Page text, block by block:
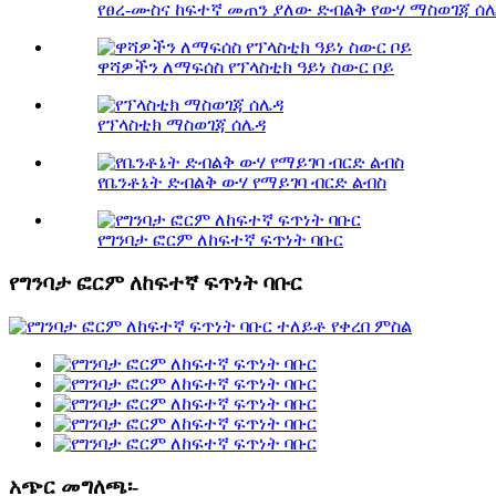
የፀረ-ሙስና ከፍተኛ መጠን ያለው ድብልቅ የውሃ ማስወገጃ
ዋሻዎችን ለማፍሰስ የፕላስቲክ ዓይነ ስውር ቦይ
የፕላስቲክ ማስወገጃ ሰሌዳ
የቤንቶኔት ድብልቅ ውሃ የማይገባ ብርድ ልብስ
የግንባታ ፎርም ለከፍተኛ ፍጥነት ባቡር
የግንባታ ፎርም ለከፍተኛ ፍጥነት ባቡር
አጭር መግለጫ፡-